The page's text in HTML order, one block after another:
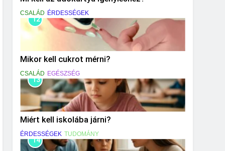
CSALÁD ÉRDESSÉGEK
12
Mikor kell cukrot mérni?
CSALÁD EGÉSZSÉG
13
Miért kell iskolába járni?
ÉRDESSÉGEK TUDOMÁNY
14